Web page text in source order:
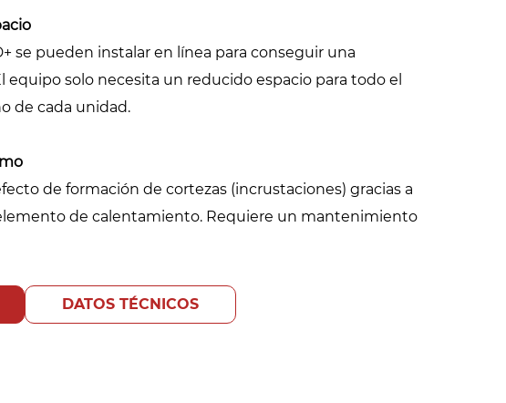
se pueden instalar en línea para conseguir una
solo necesita un reducido espacio para todo el
de cada unidad.
de formación de cortezas (incrustaciones) gracias a
de calentamiento. Requiere un mantenimiento
DATOS TÉCNICOS